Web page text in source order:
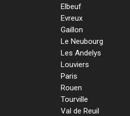
Elbeuf
Evreux
Gaillon
Le Neubourg
Les Andelys
Louviers
Paris
Rouen
Tourville
Val de Reuil